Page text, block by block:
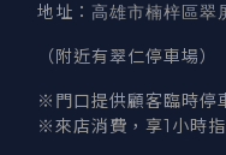
地址 ： 高雄市楠梓區翠
（附近有翠仁停車場）
※門口提供顧客臨時停
※來店消費，享1小時